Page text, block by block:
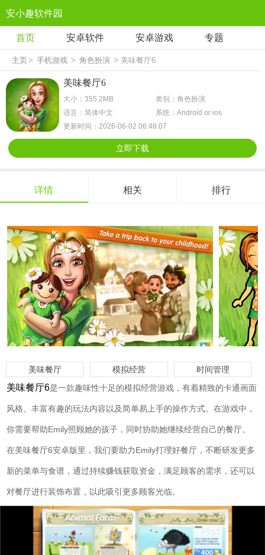
安小趣软件园
首页 安卓软件 安卓游戏 专题
主页> 手机游戏 > 角色扮演 > 美味餐厅6
美味餐厅6
大小：355.2MB
类别：角色扮演
语言：简体中文
系统：Android or ios
更新时间：2026-06-02 06:48:07
立即下载
详情 相关 排行
美味餐厅 模拟经营 时间管理
美味餐厅6是一款趣味性十足的模拟经营游戏，有着精致的卡通画面
风格、丰富有趣的玩法内容以及简单易上手的操作方式。在游戏中，
你需要帮助Emily照顾她的孩子，同时协助她继续经营自己的餐厅。
在美味餐厅6安卓版里，我们要助力Emily打理好餐厅，不断研发更多
新的菜单与食谱，通过持续赚钱获取资金，满足顾客的需求，还可以
对餐厅进行装饰布置，以此吸引更多顾客光临。